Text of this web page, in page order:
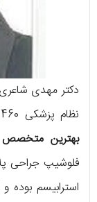
نظام پزشکی 31460 می باشند. ایشان به عنوان یکی دیگر از
بهترین
فلوشیپ جراحی
استرابیسم